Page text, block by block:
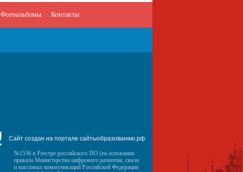
Фотоальбомы Контакты
Сайт создан на портале сайтыобразованию.рф
№1556 в Реестре российского ПО (на основании
приказа Министерства цифрового развития, связи
и массовых коммуникаций Российской Федерации